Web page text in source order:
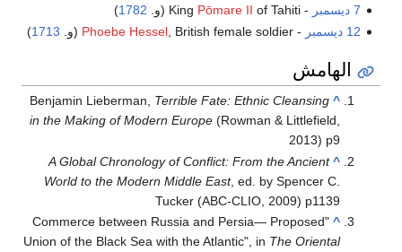
7 ديسمبر
- King
Pōmare II of Tahiti (و. 1782
)
12 ديسمبر
-
Phoebe Hessel, British female soldier (و. 1713
)
الهامش
^
Benjamin Lieberman, Terrible Fate: Ethnic Cleansing
in the Making of Modern Europe (Rowman & Littlefield,
2013) p9
^
A Global Chronology of Conflict: From the Ancient
World to the Modern Middle East, ed. by Spencer C.
Tucker (ABC-CLIO, 2009) p1139
^
"Commerce between Russia and Persia— Proposed
Union of the Black Sea with the Atlantic", in The Oriental